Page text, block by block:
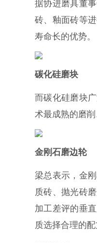
据协进磨具董
砖、釉面砖等
寿命长的优势。
碳化硅磨块
而碳化硅磨块
术最成熟的磨
金刚石磨边轮
梁总表示，金
质砖、抛光砖
加工差评的垂
质选择合理的配